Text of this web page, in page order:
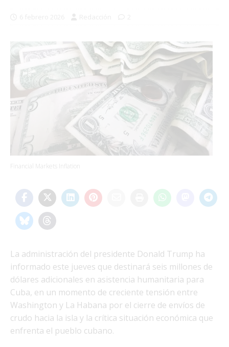
Financial Markets Inflation
La administración del presidente Donald Trump ha
informado este jueves que destinará seis millones de
dólares adicionales en asistencia humanitaria para
Cuba, en un momento de creciente tensión entre
Washington y La Habana por el cierre de envíos de
crudo hacia la isla y la crítica situación económica que
enfrenta el pueblo cubano.